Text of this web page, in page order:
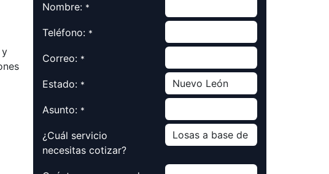
y
Nombre: *
Teléfono: *
Correo: *
Estado: *
Asunto: *
¿Cuál servicio
necesitas cotizar?